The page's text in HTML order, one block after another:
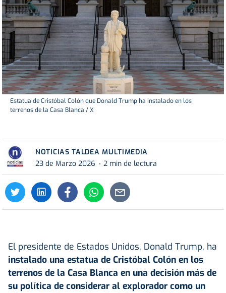
Estatua de Cristóbal Colón que Donald Trump ha instalado en los
terrenos de la Casa Blanca / X
NOTICIAS TALDEA MULTIMEDIA
23 de Marzo 2026
2 min de lectura
El presidente de Estados Unidos, Donald Trump, ha
instalado una estatua de Cristóbal Colón en los
terrenos de la Casa Blanca en una decisión más de
su política de considerar al explorador como un